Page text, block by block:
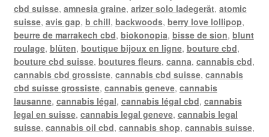
cbd suisse, amnesia graine, arizer solo ladegerät, atomic
suisse, avis gap, b chill, backwoods, berry love lollipop,
beurre de marrakech cbd, biokonopia, bisse de sion, blunt
roulage, blüten, boutique bijoux en ligne, bouture cbd,
bouture cbd suisse, boutures fleurs, canna, cannabis cbd,
cannabis cbd grossiste, cannabis cbd suisse, cannabis
cbd suisse grossiste, cannabis geneve, cannabis
lausanne, cannabis légal, cannabis légal cbd, cannabis
legal en suisse, cannabis legal geneve, cannabis legal
suisse, cannabis oil cbd, cannabis shop, cannabis suisse,